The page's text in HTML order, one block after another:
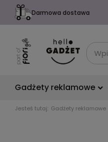
Darmowa dostawa
Gadżety reklamowe
Jesteś tutaj: Gadżety reklamowe